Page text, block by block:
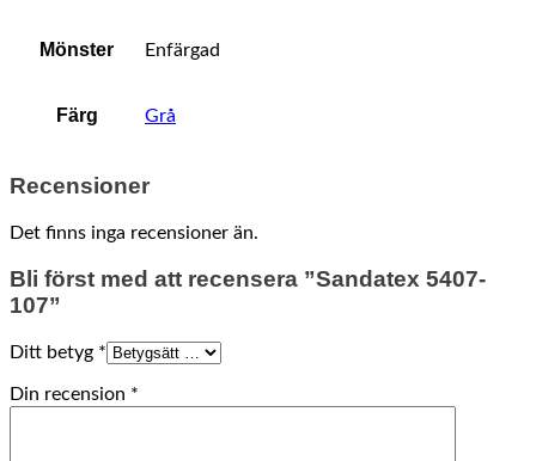
Mönster Enfärgad
Färg Grå
Recensioner
Det finns inga recensioner än.
Bli först med att recensera ”Sandatex 5407-
107”
Ditt betyg *
Din recension *